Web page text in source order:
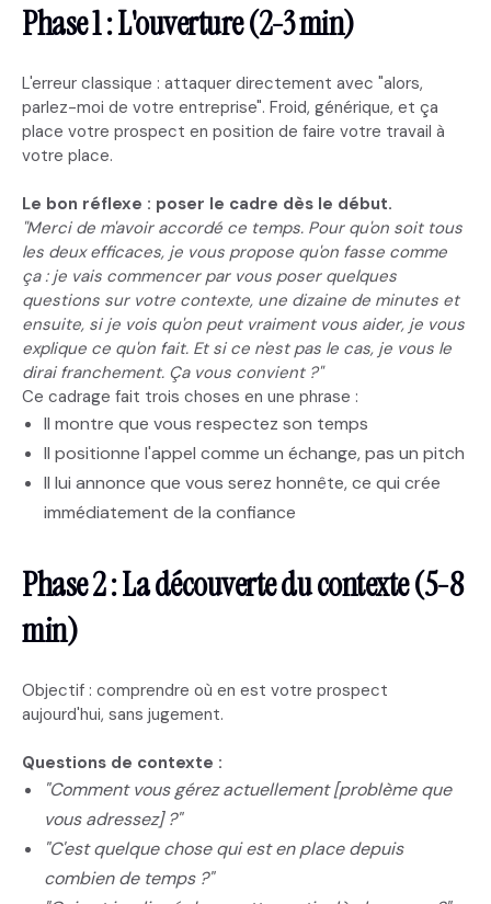
Phase 1 : L'ouverture (2-3 min)
L'erreur classique : attaquer directement avec "alors,
parlez-moi de votre entreprise". Froid, générique, et ça
place votre prospect en position de faire votre travail à
votre place.
Le bon réflexe : poser le cadre dès le début.
"Merci de m'avoir accordé ce temps. Pour qu'on soit tous
les deux efficaces, je vous propose qu'on fasse comme
ça : je vais commencer par vous poser quelques
questions sur votre contexte, une dizaine de minutes et
ensuite, si je vois qu'on peut vraiment vous aider, je vous
explique ce qu'on fait. Et si ce n'est pas le cas, je vous le
dirai franchement. Ça vous convient ?"
Ce cadrage fait trois choses en une phrase :
Il montre que vous respectez son temps
Il positionne l'appel comme un échange, pas un pitch
Il lui annonce que vous serez honnête, ce qui crée
immédiatement de la confiance
Phase 2 : La découverte du contexte (5-8
min)
Objectif : comprendre où en est votre prospect
aujourd'hui, sans jugement.
Questions de contexte :
"Comment vous gérez actuellement [problème que
vous adressez] ?"
"C'est quelque chose qui est en place depuis
combien de temps ?"